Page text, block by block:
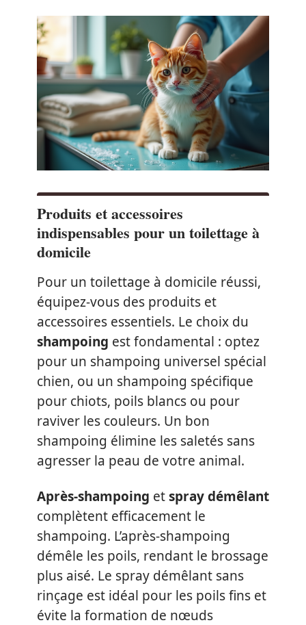
Produits et accessoires
indispensables pour un toilettage à
domicile
Pour un toilettage à domicile réussi,
équipez-vous des produits et
accessoires essentiels. Le choix du
shampoing est fondamental : optez
pour un shampoing universel spécial
chien, ou un shampoing spécifique
pour chiots, poils blancs ou pour
raviver les couleurs. Un bon
shampoing élimine les saletés sans
agresser la peau de votre animal.
Après-shampoing etspray démêlant
complètent efficacement le
shampoing. L’après-shampoing
démêle les poils, rendant le brossage
plus aisé. Le spray démêlant sans
rinçage est idéal pour les poils fins et
évite la formation de nœuds